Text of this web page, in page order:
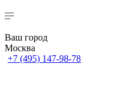
Ваш город
Москва
+7 (495) 147-98-78